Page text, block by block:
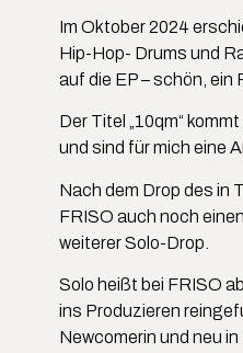
Im Oktober 2024
Hip-Hop- Drums und
auf die EP – schön, ein
Der Titel „10qm“
und sind für mich eine
Nach dem Drop des in
FRISO auch noch
weiterer Solo-Drop.
Solo heißt bei FRISO
ins Produzieren
Newcomerin und neu